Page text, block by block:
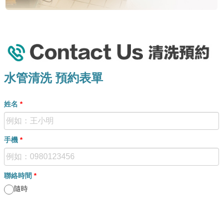
水管清洗 預約表單
姓名 *
手機 *
聯絡時間 *
隨時